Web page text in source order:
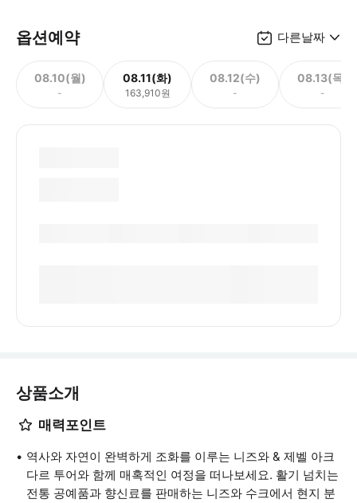
옵션예약 다른날짜
08.10(월)
-
08.11(화)
163,910원
08.12(수)
-
08.13(목)
-
상품소개
매력포인트
역사와 자연이 완벽하게 조화를 이루는 니즈와 & 제벨 아크
다르 투어와 함께 매혹적인 여정을 떠나보세요. 활기 넘치는
전통 공예품과 향신료를 판매하는 니즈와 수크에서 현지 분